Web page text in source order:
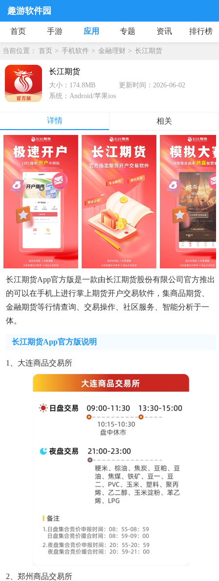
趣游软件园
首页 手游 应用 专题 资讯 排行榜
当前位置： 首页 手机软件 金融理财 长江期货
长江期货
大小：174.8MB
更新时间：2026-06-02
系统：Android/苹果ios
详情 相关
长江期货app官方版是一款由长江期货股份有限公司官方推出
的可以在手机上进行掌上期货开户交易软件，集商品期货、
金融期货等行情查询、交易操作、社区服务、智能分析于一
体。
长江期货app官方版说明
1、大连商品交易所
2、郑州商品交易所